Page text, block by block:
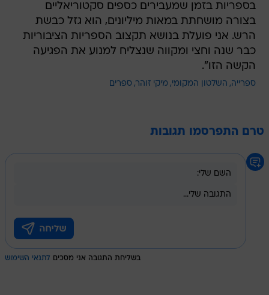
בספריות בזמן שמעבירים כספים סקטוריאליים
בצורה מושחתת במאות מיליונים, הוא גזל כבשת
הרש. אני פועלת בנושא תקצוב הספריות הציבוריות
כבר שנה וחצי ומקווה שנצליח למנוע את הפגיעה
הקשה הזו".
ספרייה השלטון המקומי מיקי זוהר ספרים
טרם התפרסמו תגובות
בשליחת התגובה אני מסכים לתנאי השימוש